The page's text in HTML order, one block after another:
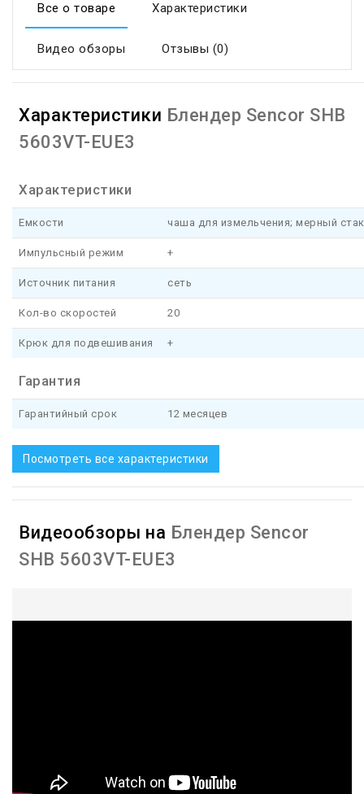
Все о товаре Характеристики
Видео обзоры Отзывы (0)
Характеристики Блендер Sencor SHB
5603VT-EUE3
Характеристики
Емкости чаша для измельчения; мерный
Импульсный режим +
Источник питания сеть
Кол-во скоростей 20
Крюк для подвешивания +
Гарантия
Гарантийный срок 12 месяцев
Посмотреть все характеристики
Видеообзоры на Блендер Sencor
SHB 5603VT-EUE3